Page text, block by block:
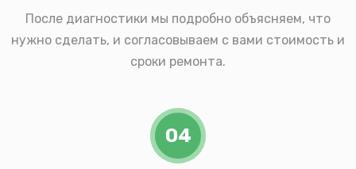
После диагностики мы подробно объясняем, что
нужно сделать, и согласовываем с вами стоимость и
сроки ремонта.
04